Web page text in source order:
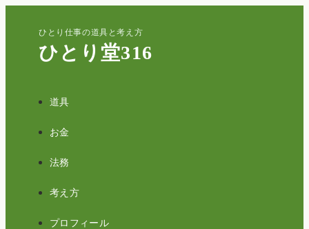
ひとり仕事の道具と考え方
ひとり堂316
道具
お金
法務
考え方
プロフィール